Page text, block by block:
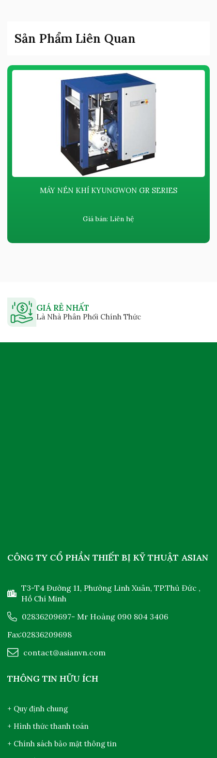
Sản Phẩm Liên Quan
MÁY NÉN KHÍ KYUNGWON GR SERIES
Giá bán: Liên hệ
GIÁ RẺ NHẤT
Là Nhà Phân Phối Chính Thức
CÔNG TY CỔ PHẦN THIẾT BỊ KỸ THUẬT ASIAN
T3-T4 Đường 11, Phường Linh Xuân, TP.Thủ Đức ,
Hồ Chí Minh
02836209697- Mr Hoàng 090 804 3406
Fax:02836209698
contact@asianvn.com
THÔNG TIN HỮU ÍCH
+ Quy định chung
+ Hình thức thanh toán
+ Chính sách bảo mật thông tin